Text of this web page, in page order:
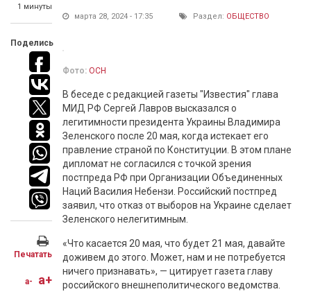
1 минуты
Поделись
Печатать
a- a+
марта 28, 2024 - 17:35 Раздел: ОБЩЕСТВО
Фото: ОСН
В беседе с редакцией газеты "Известия" глава
МИД РФ Сергей Лавров высказался о
легитимности президента Украины Владимира
Зеленского после 20 мая, когда истекает его
правление страной по Конституции. В этом плане
дипломат не согласился с точкой зрения
постпреда РФ при Организации Объединенных
Наций Василия Небензи. Российский постпред
заявил, что отказ от выборов на Украине сделает
Зеленского нелегитимным.
«Что касается 20 мая, что будет 21 мая, давайте
доживем до этого. Может, нам и не потребуется
ничего признавать», — цитирует газета главу
российского внешнеполитического ведомства.